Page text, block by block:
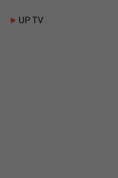
UP TV